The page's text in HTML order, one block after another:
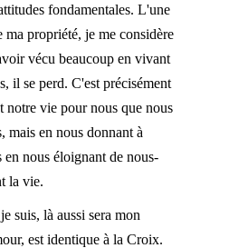
fondamentales. L'une
propriété, je me considère
vécu beaucoup en vivant
il se perd. C'est précisément
notre vie pour nous que nous
mais en nous donnant à
nous éloignant de nous-
la vie.
suis, là aussi sera mon
est identique à la Croix.